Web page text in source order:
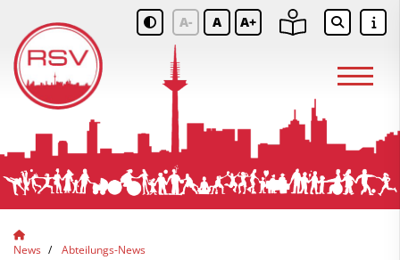
A- A A+
News
Abteilungs-News